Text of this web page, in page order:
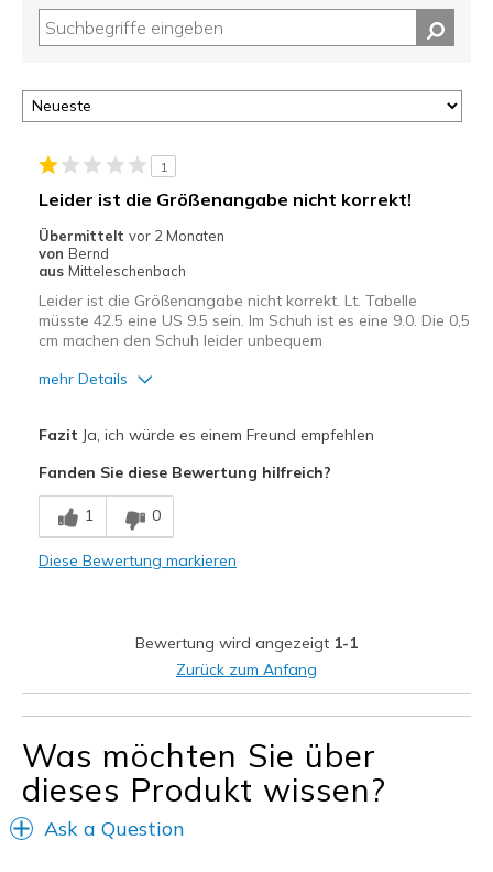
1
Leider ist die Größenangabe nicht korrekt!
Übermittelt vor 2 Monaten
von Bernd
aus Mitteleschenbach
Leider ist die Größenangabe nicht korrekt. Lt. Tabelle
müsste 42.5 eine US 9.5 sein. Im Schuh ist es eine 9.0. Die 0,5
cm machen den Schuh leider unbequem
mehr Details
Geeignete Verwendung
Freizeitkleidung
Fazit Ja, ich würde es einem Freund empfehlen
Fanden Sie diese Bewertung hilfreich?
1 0
Diese Bewertung markieren
Bewertung wird angezeigt 1-1
Zurück zum Anfang
Was möchten Sie über
dieses Produkt wissen?
Ask a Question